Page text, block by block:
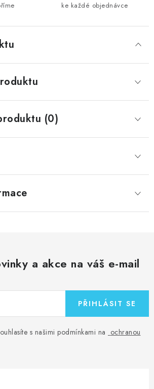
ke každé objednávce
(0)
a akce na váš e-mail
s našimi podmínkami na ochranou
PŘIHLÁSIT SE